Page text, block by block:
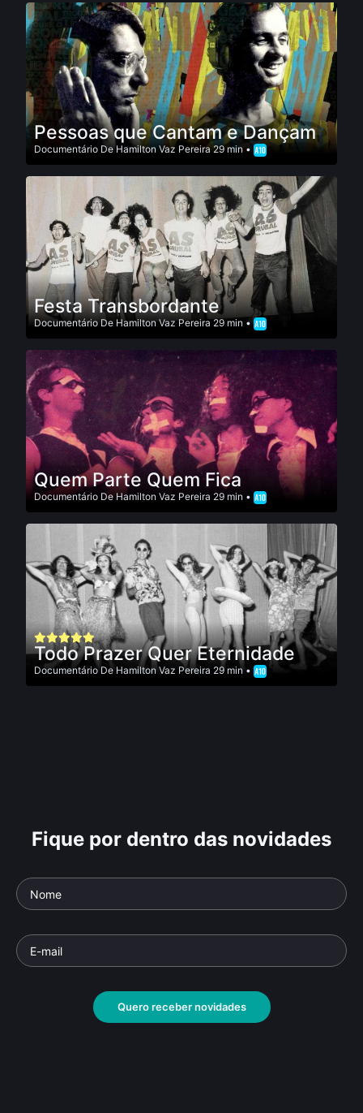
Pessoas que Cantam e Dançam
Documentário DeHamilton Vaz Pereira29 min •
Festa Transbordante
DocumentárioDe Hamilton Vaz Pereira29 min •
Quem Parte Quem Fica
Documentário DeHamilton Vaz Pereira 29 min •
Todo Prazer Quer Eternidade
DocumentárioDe Hamilton Vaz Pereira 29 min •
Fique por dentro das novidades
Quero receber novidades